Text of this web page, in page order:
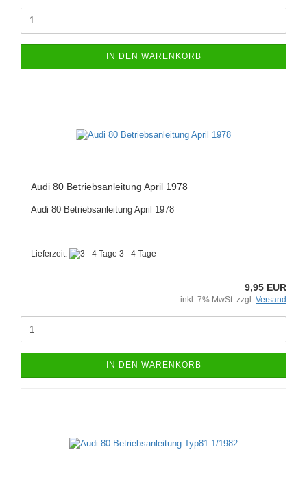
IN DEN WARENKORB
Audi 80 Betriebsanleitung April 1978
Audi 80 Betriebsanleitung April 1978
Lieferzeit: 3 - 4 Tage
9,95 EUR
inkl. 7% MwSt. zzgl. Versand
IN DEN WARENKORB